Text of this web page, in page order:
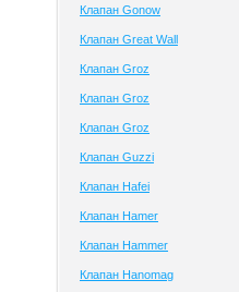
Клапан Gonow
Клапан Great Wall
Клапан Groz
Клапан Groz
Клапан Groz
Клапан Guzzi
Клапан Hafei
Клапан Hamer
Клапан Hammer
Клапан Hanomag